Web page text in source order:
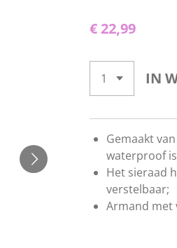
€ 22,99
IN
Gemaakt
waterproof
Het sieraad
verstelbaar;
Armand met